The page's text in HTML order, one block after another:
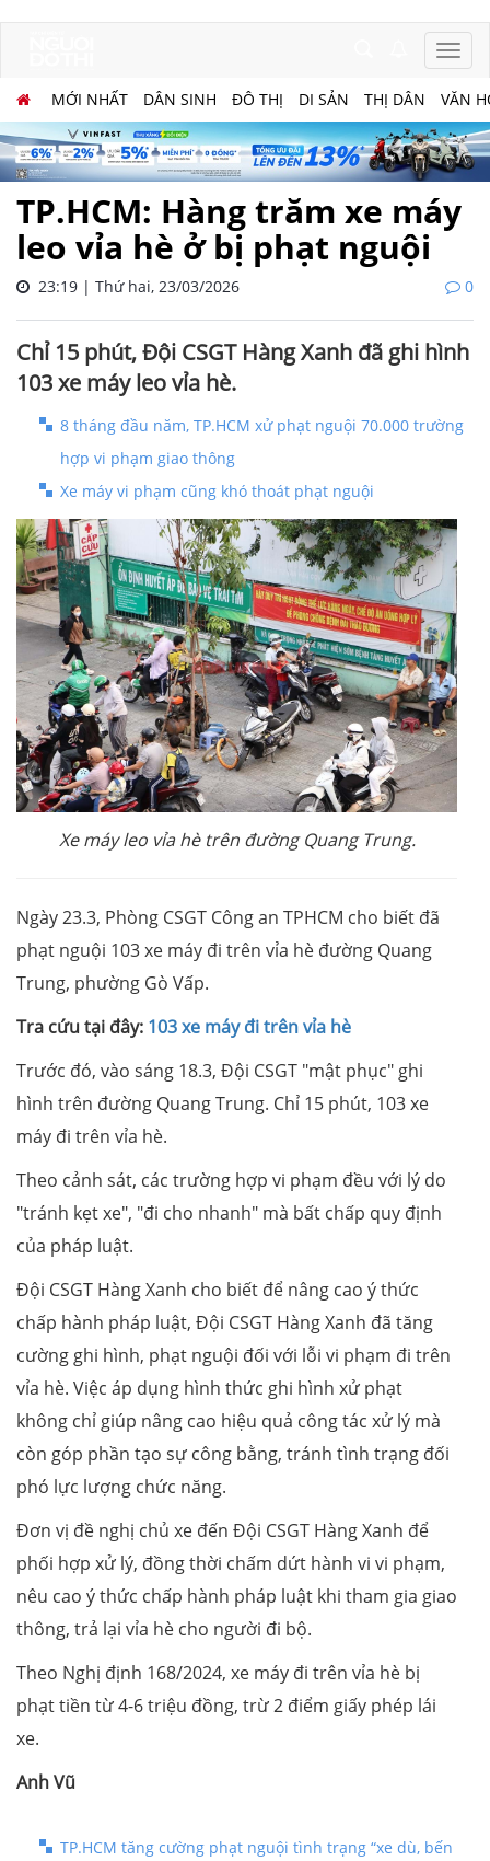
MỚI NHẤT DÂN SINH ĐÔ THỊ DI SẢN THỊ DÂN VĂN
TP.HCM: Hàng trăm xe máy
leo vỉa hè ở bị phạt nguội
23:19 | Thứ hai, 23/03/2026 0
Chỉ 15 phút, Đội CSGT Hàng Xanh đã ghi hình
103 xe máy leo vỉa hè.
8 tháng đầu năm, TP.HCM xử phạt nguội 70.000 trường
hợp vi phạm giao thông
Xe máy vi phạm cũng khó thoát phạt nguội
Xe máy leo vỉa hè trên đường Quang Trung.
Ngày 23.3, Phòng CSGT Công an TPHCM cho biết đã
phạt nguội 103 xe máy đi trên vỉa hè đường Quang
Trung, phường Gò Vấp.
Tra cứu tại đây: 103 xe máy đi trên vỉa hè
Trước đó, vào sáng 18.3, Đội CSGT "mật phục" ghi
hình trên đường Quang Trung. Chỉ 15 phút, 103 xe
máy đi trên vỉa hè.
Theo cảnh sát, các trường hợp vi phạm đều với lý do
"tránh kẹt xe", "đi cho nhanh" mà bất chấp quy định
của pháp luật.
Đội CSGT Hàng Xanh cho biết để nâng cao ý thức
chấp hành pháp luật, Đội CSGT Hàng Xanh đã tăng
cường ghi hình, phạt nguội đối với lỗi vi phạm đi trên
vỉa hè. Việc áp dụng hình thức ghi hình xử phạt
không chỉ giúp nâng cao hiệu quả công tác xử lý mà
còn góp phần tạo sự công bằng, tránh tình trạng đối
phó lực lượng chức năng.
Đơn vị đề nghị chủ xe đến Đội CSGT Hàng Xanh để
phối hợp xử lý, đồng thời chấm dứt hành vi vi phạm,
nêu cao ý thức chấp hành pháp luật khi tham gia giao
thông, trả lại vỉa hè cho người đi bộ.
Theo Nghị định 168/2024, xe máy đi trên vỉa hè bị
phạt tiền từ 4-6 triệu đồng, trừ 2 điểm giấy phép lái
xe.
Anh Vũ
TP.HCM tăng cường phạt nguội tình trạng “xe dù, bến